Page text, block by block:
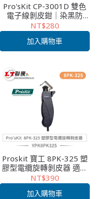
Pro'sKit CP-3001D 雙色
電子線剝皮鉗｜染黑防
鏽・TPR防滑手柄・CNC精
密剝線・附安全鎖扣
NT$280
加入購物車
Proskit 寶工 8PK-325 塑
膠型電纜旋轉剝皮器 適用
4.5~25mm電纜 電子維修
網路布線 快速剝皮
NT$390
加入購物車